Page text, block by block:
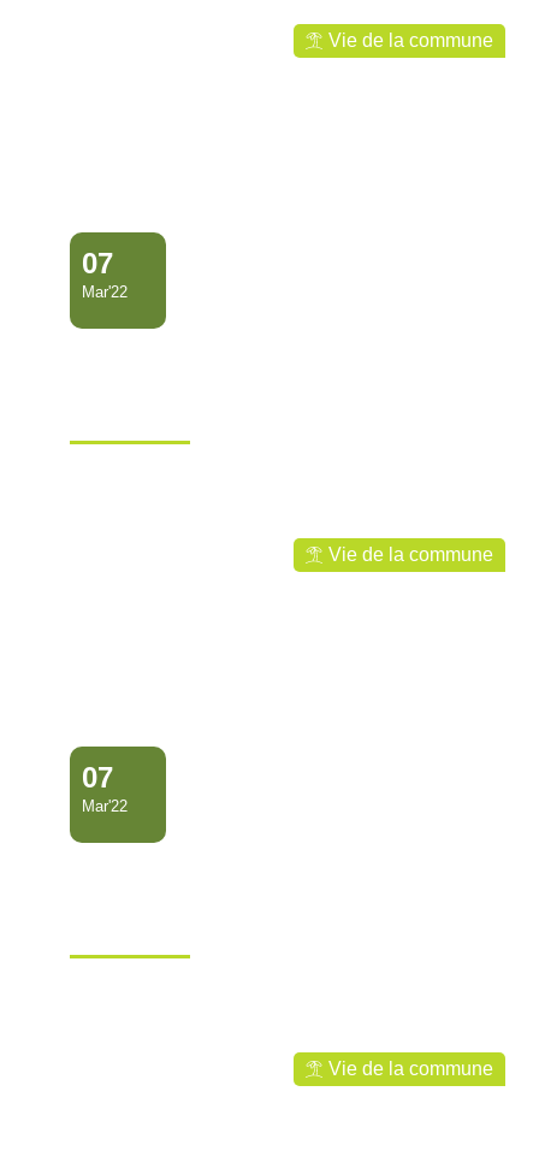
Vie de la commune
07
Mar'22
Vie de la commune
07
Mar'22
Vie de la commune